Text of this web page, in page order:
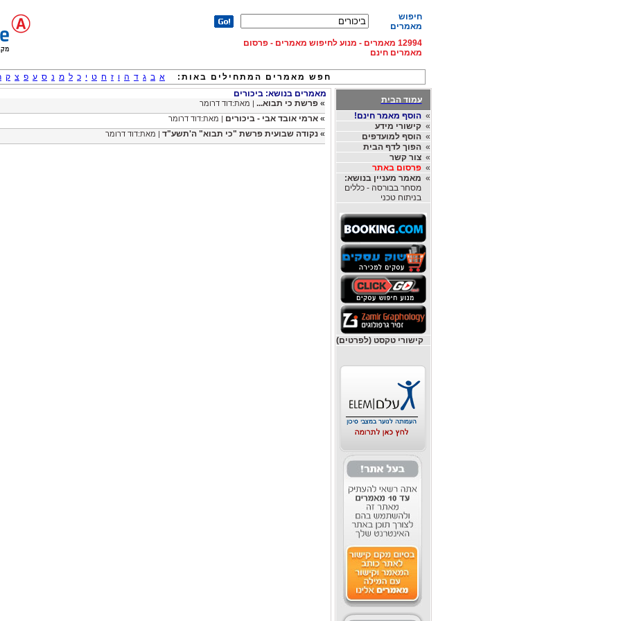
חיפוש
מאמרים
12994 מאמרים - מנוע לחיפוש מאמרים - פרסום
מאמרים חינם
חפש מאמרים המתחילים באות: א ב ג ד ה ו ז ח ט י כ ל מ נ ס ע פ צ ק
עמוד הבית
»הוסף מאמר חינם!
»קישורי מידע
»הוסף למועדפים
»הפוך לדף הבית
»צור קשר
»פרסום באתר
» מאמר מעניין בנושא:
מסחר בבורסה - כללים
בניתוח טכני
קישורי טקסט (לפרטים)
מאמרים בנושא: ביכורים
» פרשת כי תבוא... | מאת:דוד דרומר
» ארמי אובד אבי - ביכורים | מאת:דוד דרומר
» נקודה שבועית פרשת "כי תבוא" ה'תשע"ד | מאת:דוד דרומר